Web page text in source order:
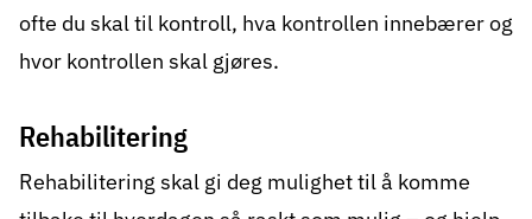
ofte du skal til kontroll, hva kontrollen innebærer og
hvor kontrollen skal gjøres.
Rehabilitering
Rehabilitering skal gi deg mulighet til å komme